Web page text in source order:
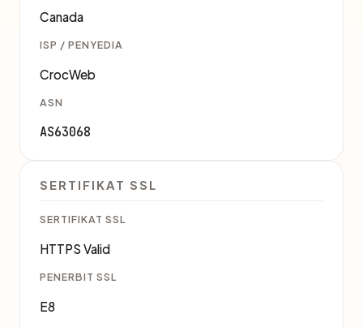
Canada
ISP / PENYEDIA
CrocWeb
ASN
AS63068
SERTIFIKAT SSL
SERTIFIKAT SSL
HTTPS Valid
PENERBIT SSL
E8